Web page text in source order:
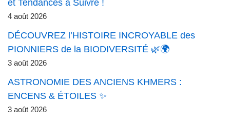
et Tendances à Suivre !
4 août 2026
DÉCOUVREZ l’HISTOIRE INCROYABLE des
PIONNIERS de la BIODIVERSITÉ 🌿🌍
3 août 2026
ASTRONOMIE DES ANCIENS KHMERS :
ENCENS & ÉTOILES ✨
3 août 2026